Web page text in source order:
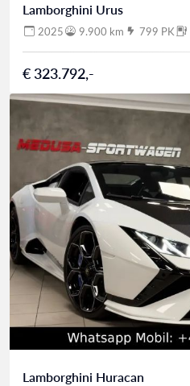
Lamborghini Urus
2025 9.900 km 799 PK
€ 323.792,-
Lamborghini Huracan